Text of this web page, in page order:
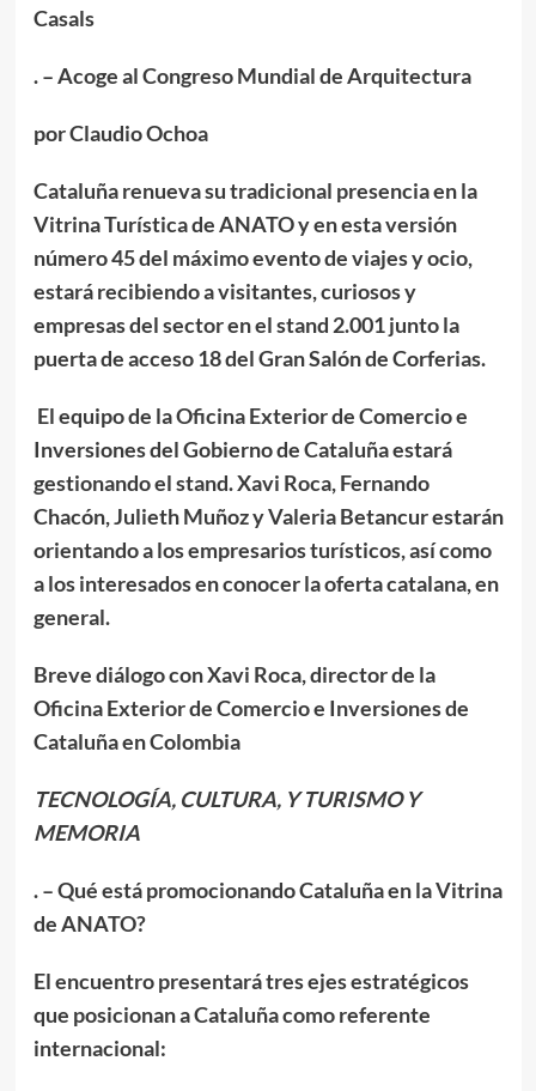
Casals
. – Acoge al Congreso Mundial de Arquitectura
por Claudio Ochoa
Cataluña renueva su tradicional presencia en la
Vitrina Turística de ANATO y en esta versión
número 45 del máximo evento de viajes y ocio,
estará recibiendo a visitantes, curiosos y
empresas del sector en el stand 2.001 junto la
puerta de acceso 18 del Gran Salón de Corferias.
El equipo de la Oficina Exterior de Comercio e
Inversiones del Gobierno de Cataluña estará
gestionando el stand. Xavi Roca, Fernando
Chacón, Julieth Muñoz y Valeria Betancur estarán
orientando a los empresarios turísticos, así como
a los interesados en conocer la oferta catalana, en
general.
Breve diálogo con Xavi Roca, director de la
Oficina Exterior de Comercio e Inversiones de
Cataluña en Colombia
TECNOLOGÍA, CULTURA, Y TURISMO Y
MEMORIA
. – Qué está promocionando Cataluña en la Vitrina
de ANATO?
El encuentro presentará tres ejes estratégicos
que posicionan a Cataluña como referente
internacional: